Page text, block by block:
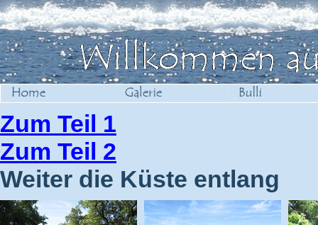
Zum Teil 1
Zum Teil 2
Weiter die Küste entlang